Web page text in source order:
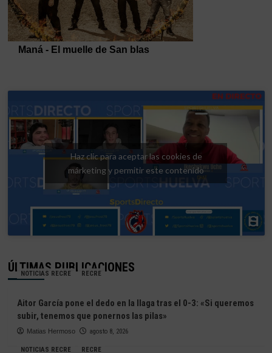
Haz clic para aceptar las cookies de
márketing y permitir este contenido
ÚLTIMAS PUBLICACIONES
NOTICIAS RECRE RECRE
Aitor García pone el dedo en la llaga tras el 0-3: «Si queremos
subir, tenemos que ponernos las pilas»
Matias Hermoso agosto 8, 2026
NOTICIAS RECRE RECRE